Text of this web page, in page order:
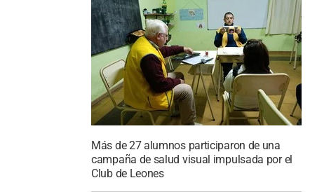
Más de 27 alumnos participaron de una
campaña de salud visual impulsada por el
Club de Leones